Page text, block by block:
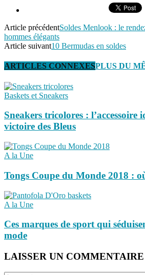
Article précédentSoldes Menlook : le
hommes élégants
Article suivant10 Bermudas en soldes
ARTICLES CONNEXESPLUS DU
Baskets et Sneakers
Sneakers tricolores : l’accessoire
victoire des Bleus
A la Une
Tongs Coupe du Monde 2018 :
A la Une
Ces marques de sport qui
mode
LAISSER UN COMMENTAIRE